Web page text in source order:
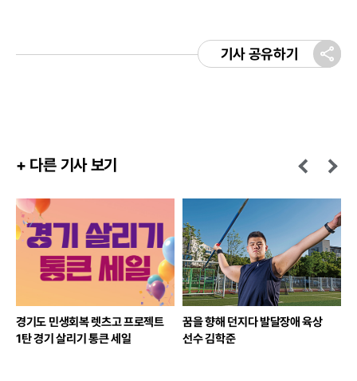
기사 공유하기
+ 다른 기사 보기
경기도 민생회복 렛츠고 프로젝트
1탄 경기 살리기 통큰 세일
꿈을 향해 던지다 발달장애 육상
선수 김학준